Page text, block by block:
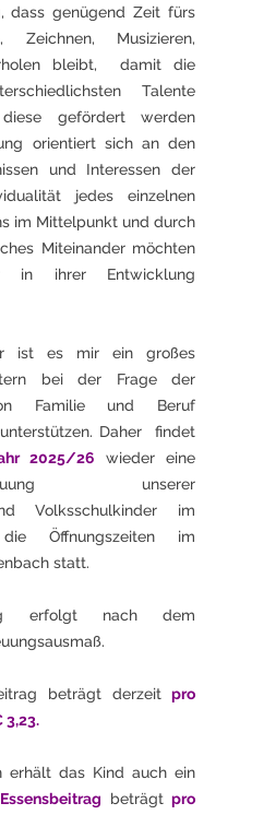
dass genügend Zeit fürs
Zeichnen, Musizieren,
bleibt, damit die
Talente
gefördert werden
orientiert sich an den
und Interessen der
jedes einzelnen
im Mittelpunkt und durch
Miteinander möchten
ihrer Entwicklung
ist es mir ein großes
bei der Frage der
Familie und Beruf
Daher findet
2025/26 wieder eine
unserer
Volksschulkinder im
Öffnungszeiten im
statt.
erfolgt nach dem
beträgt derzeit pro
3,23.
erhält das Kind auch ein
Essensbeitrag beträgt pro